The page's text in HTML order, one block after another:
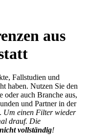
aus
Fallstudien und
haben. Nutzen Sie den
oder auch Branche aus,
und Partner in der
Um einen Filter wieder
drauf. Die
vollständig!